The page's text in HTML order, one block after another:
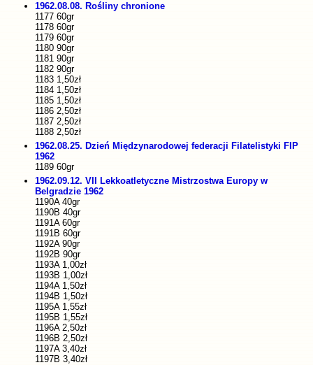
1962.08.08. Rośliny chronione
1177 60gr
1178 60gr
1179 60gr
1180 90gr
1181 90gr
1182 90gr
1183 1,50zł
1184 1,50zł
1185 1,50zł
1186 2,50zł
1187 2,50zł
1188 2,50zł
1962.08.25. Dzień Międzynarodowej federacji Filatelistyki FIP
1962
1189 60gr
1962.09.12. VII Lekkoatletyczne Mistrzostwa Europy w
Belgradzie 1962
1190A 40gr
1190B 40gr
1191A 60gr
1191B 60gr
1192A 90gr
1192B 90gr
1193A 1,00zł
1193B 1,00zł
1194A 1,50zł
1194B 1,50zł
1195A 1,55zł
1195B 1,55zł
1196A 2,50zł
1196B 2,50zł
1197A 3,40zł
1197B 3,40zł